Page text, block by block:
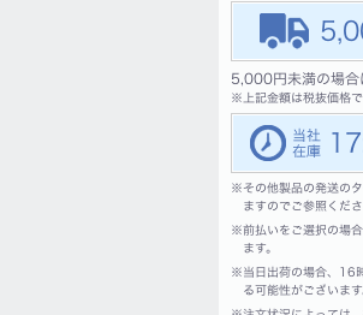
5,000円未満の場合
※ 上記金額は税抜価格で
※その他製品の発送の
ますのでご参照くださ
※前払いをご選択の場
ます。
※ 当日出荷の場合、16
る可能性がございます